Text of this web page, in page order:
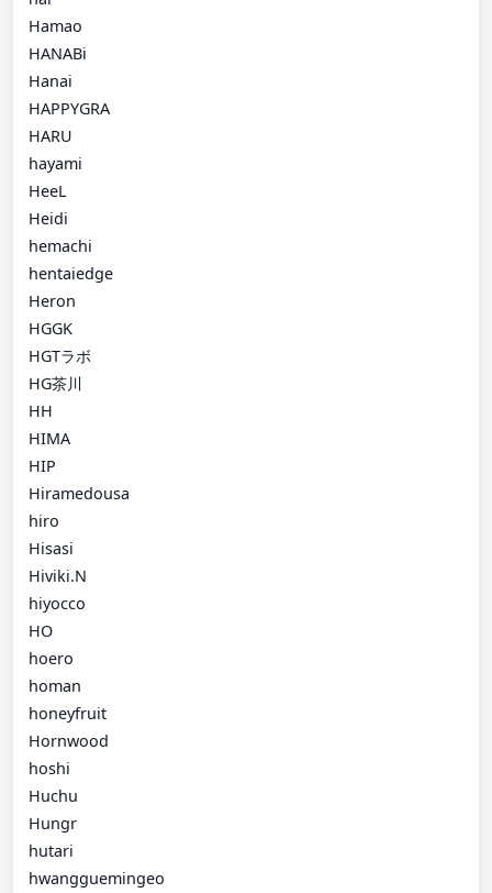
Hamao
HANABi
Hanai
HAPPYGRA
HARU
hayami
HeeL
Heidi
hemachi
hentaiedge
Heron
HGGK
HGTラボ
HG茶川
HH
HIMA
HIP
Hiramedousa
hiro
Hisasi
Hiviki.N
hiyocco
HO
hoero
homan
honeyfruit
Hornwood
hoshi
Huchu
Hungr
hutari
hwangguemingeo